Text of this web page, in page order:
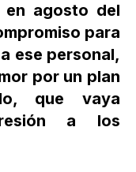
en agosto del
para
ese personal,
por un plan
que vaya
a los